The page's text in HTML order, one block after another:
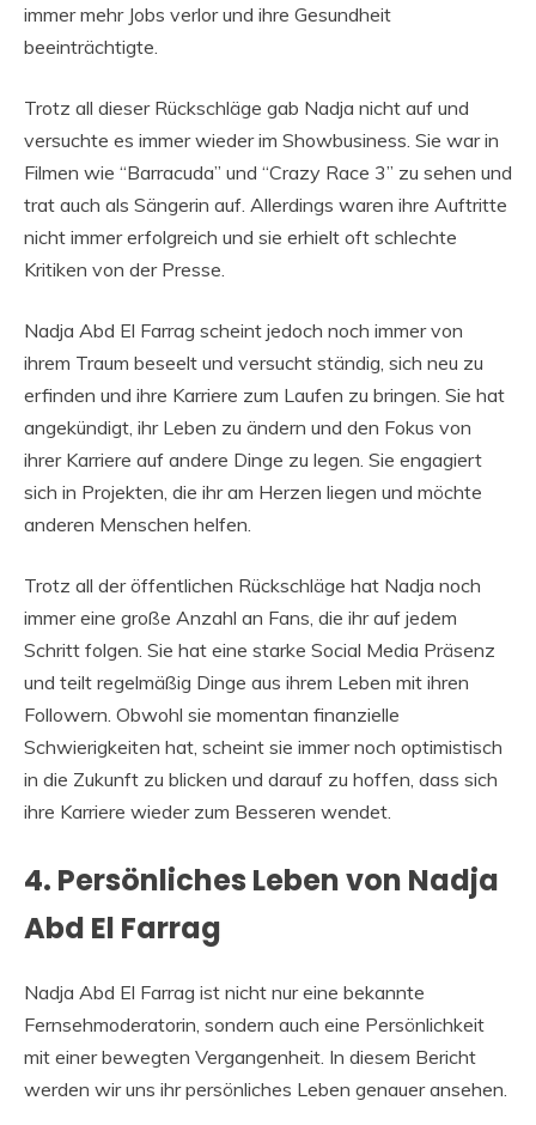
immer mehr Jobs verlor und ihre Gesundheit
beeinträchtigte.
Trotz all dieser Rückschläge gab Nadja nicht auf und
versuchte es immer wieder im Showbusiness. Sie war in
Filmen wie “Barracuda” und “Crazy Race 3” zu sehen und
trat auch als Sängerin auf. Allerdings waren ihre Auftritte
nicht immer erfolgreich und sie erhielt oft schlechte
Kritiken von der Presse.
Nadja Abd El Farrag scheint jedoch noch immer von
ihrem Traum beseelt und versucht ständig, sich neu zu
erfinden und ihre Karriere zum Laufen zu bringen. Sie hat
angekündigt, ihr Leben zu ändern und den Fokus von
ihrer Karriere auf andere Dinge zu legen. Sie engagiert
sich in Projekten, die ihr am Herzen liegen und möchte
anderen Menschen helfen.
Trotz all der öffentlichen Rückschläge hat Nadja noch
immer eine große Anzahl an Fans, die ihr auf jedem
Schritt folgen. Sie hat eine starke Social Media Präsenz
und teilt regelmäßig Dinge aus ihrem Leben mit ihren
Followern. Obwohl sie momentan finanzielle
Schwierigkeiten hat, scheint sie immer noch optimistisch
in die Zukunft zu blicken und darauf zu hoffen, dass sich
ihre Karriere wieder zum Besseren wendet.
4. Persönliches Leben von Nadja
Abd El Farrag
Nadja Abd El Farrag ist nicht nur eine bekannte
Fernsehmoderatorin, sondern auch eine Persönlichkeit
mit einer bewegten Vergangenheit. In diesem Bericht
werden wir uns ihr persönliches Leben genauer ansehen.